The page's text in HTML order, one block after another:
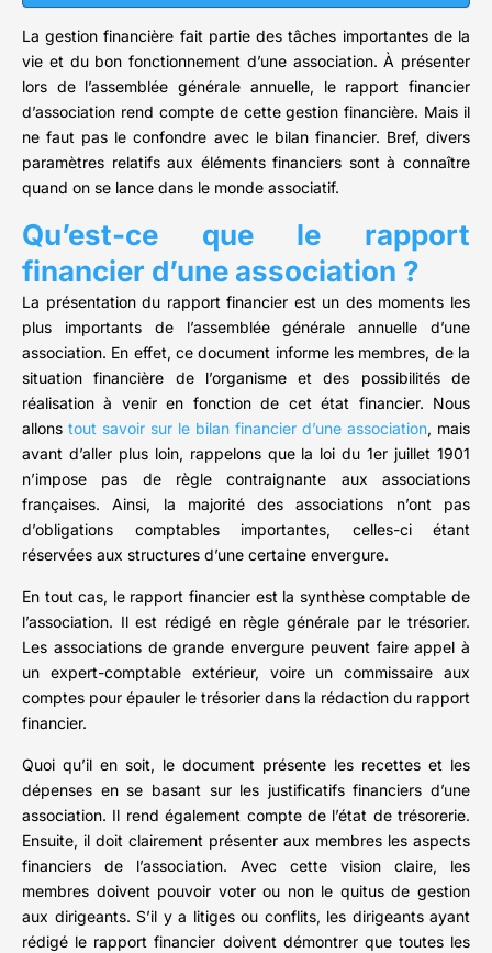
La gestion financière fait partie des tâches importantes de la
vie et du bon fonctionnement d’une association. À présenter
lors de l’assemblée générale annuelle, le rapport financier
d’association rend compte de cette gestion financière. Mais il
ne faut pas le confondre avec le bilan financier. Bref, divers
paramètres relatifs aux éléments financiers sont à connaître
quand on se lance dans le monde associatif.
Qu’est-ce que le rapport
financier d’une association ?
La présentation du rapport financier est un des moments les
plus importants de l’assemblée générale annuelle d’une
association. En effet, ce document informe les membres, de la
situation financière de l’organisme et des possibilités de
réalisation à venir en fonction de cet état financier. Nous
allons tout savoir sur le bilan financier d’une association, mais
avant d’aller plus loin, rappelons que la loi du 1er juillet 1901
n’impose pas de règle contraignante aux associations
françaises. Ainsi, la majorité des associations n’ont pas
d’obligations comptables importantes, celles-ci étant
réservées aux structures d’une certaine envergure.
En tout cas, le rapport financier est la synthèse comptable de
l’association. Il est rédigé en règle générale par le trésorier.
Les associations de grande envergure peuvent faire appel à
un expert-comptable extérieur, voire un commissaire aux
comptes pour épauler le trésorier dans la rédaction du rapport
financier.
Quoi qu’il en soit, le document présente les recettes et les
dépenses en se basant sur les justificatifs financiers d’une
association. Il rend également compte de l’état de trésorerie.
Ensuite, il doit clairement présenter aux membres les aspects
financiers de l’association. Avec cette vision claire, les
membres doivent pouvoir voter ou non le quitus de gestion
aux dirigeants. S’il y a litiges ou conflits, les dirigeants ayant
rédigé le rapport financier doivent démontrer que toutes les